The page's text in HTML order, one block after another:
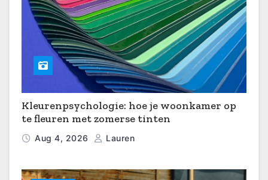
Kleurenpsychologie: hoe je woonkamer op
te fleuren met zomerse tinten
Aug 4, 2026 Lauren